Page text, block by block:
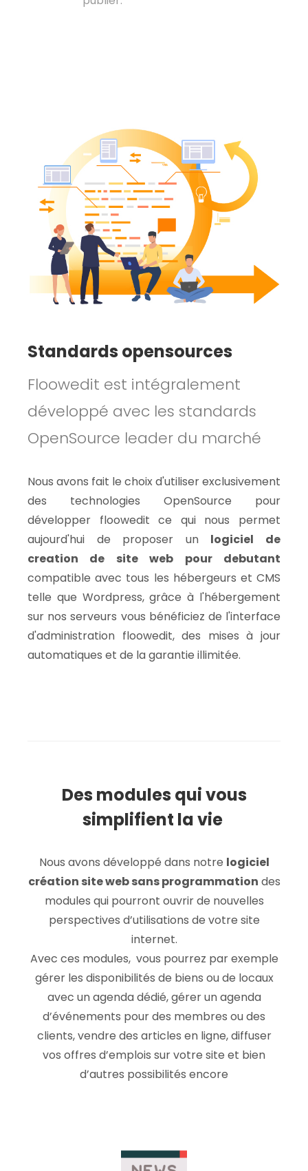
Standards opensources
Floowedit est intégralement
développé avec les standards
OpenSource leader du marché
Nous avons fait le choix d'utiliser exclusivement
des technologies OpenSource pour
développer floowedit ce qui nous permet
aujourd'hui de proposer un logiciel de
creation de site web pour debutant
compatible avec tous les hébergeurs et CMS
telle que Wordpress, grâce à l'hébergement
sur nos serveurs vous bénéficiez de l'interface
d'administration floowedit, des mises à jour
automatiques et de la garantie illimitée.
Des modules qui vous
simplifient la vie
Nous avons développé dans notre logiciel
création site web sans programmation des
modules qui pourront ouvrir de nouvelles
perspectives d’utilisations de votre site
internet.
Avec ces modules, vous pourrez par exemple
gérer les disponibilités de biens ou de locaux
avec un agenda dédié, gérer un agenda
d’événements pour des membres ou des
clients, vendre des articles en ligne, diffuser
vos offres d’emplois sur votre site et bien
d’autres possibilités encore